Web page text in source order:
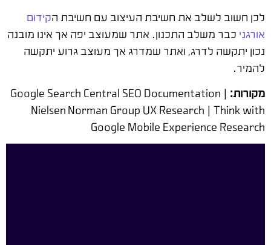
לכן חשוב לשלב את חשיבת העיצוב עם חשיבת הקידום
אורגני כבר משלב התכנון. אתר שמעוצב יפה אך אינו מובנה
נכון יתקשה לדרג, ואתר שמדרג אך מעוצב גרוע יתקשה
להמיר.
מקורות: Google Search Central SEO Documentation |
Nielsen Norman Group UX Research | Think with
Google Mobile Experience Research